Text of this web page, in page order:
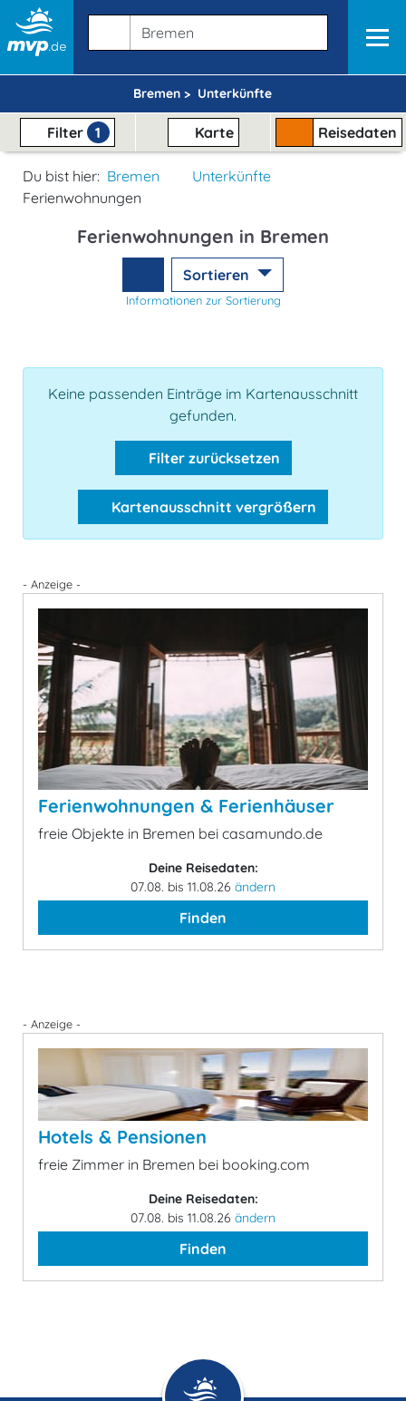
Bremen > Unterkünfte
Filter 1 Karte Reisedaten
Du bist hier: Bremen
Unterkünfte
Ferienwohnungen
Ferienwohnungen in Bremen
Sortieren
Informationen zur Sortierung
Keine passenden Einträge im Kartenausschnitt
gefunden.
Filter zurücksetzen
Kartenausschnitt vergrößern
- Anzeige -
Ferienwohnungen & Ferienhäuser
freie Objekte in Bremen bei casamundo.de
Deine Reisedaten:
07.08. bis 11.08.26 ändern
Finden
- Anzeige -
Hotels & Pensionen
freie Zimmer in Bremen bei booking.com
Deine Reisedaten:
07.08. bis 11.08.26 ändern
Finden